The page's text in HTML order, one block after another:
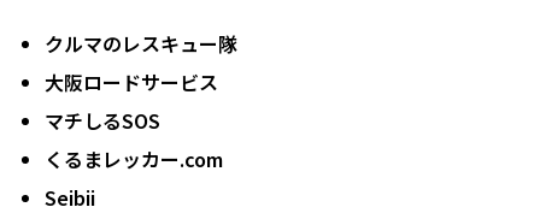
クルマのレスキュー隊
大阪ロードサービス
マチしるSOS
くるまレッカー.com
Seibii